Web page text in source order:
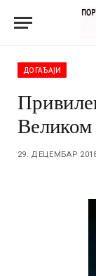
ДОГАЂАЈИ
29. ДЕЦЕМБАР